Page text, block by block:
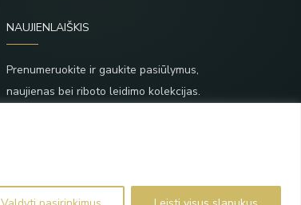
NAUJIENLAIŠKIS
Prenumeruokite ir gaukite pasiūlymus,
naujienas bei riboto leidimo kolekcijas.